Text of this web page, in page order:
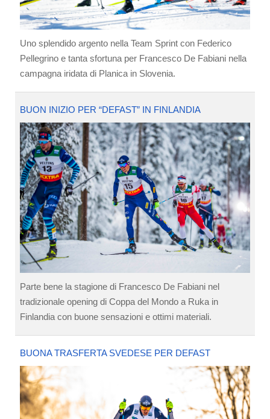
Uno splendido argento nella Team Sprint con Federico
Pellegrino e tanta sfortuna per Francesco De Fabiani nella
campagna iridata di Planica in Slovenia.
BUON INIZIO PER “DEFAST” IN FINLANDIA
Parte bene la stagione di Francesco De Fabiani nel
tradizionale opening di Coppa del Mondo a Ruka in
Finlandia con buone sensazioni e ottimi materiali.
BUONA TRASFERTA SVEDESE PER DEFAST